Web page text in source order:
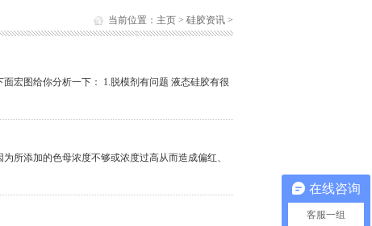
当前位置： 主页 > 硅胶资讯 >
宏图给你分析一下： 1.脱模剂有问题 液态硅胶有很
所添加的色母浓度不够或浓度过高从而造成偏红、
在线咨询
客服一组